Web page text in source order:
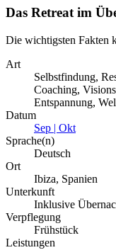
Das Retreat im
Die wichtigsten Fakten
Art
Selbstfindung,
Coaching,
Entspannung,
Datum
Sep | Okt
Sprache(n)
Deutsch
Ort
Ibiza, Spanien
Unterkunft
Inklusive
Verpflegung
Frühstück
Leistungen